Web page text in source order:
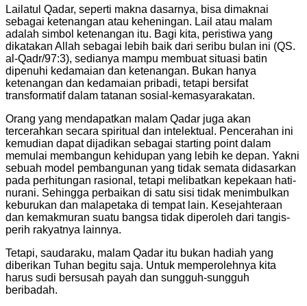
Lailatul Qadar, seperti makna dasarnya, bisa dimaknai
sebagai ketenangan atau keheningan. Lail atau malam
adalah simbol ketenangan itu. Bagi kita, peristiwa yang
dikatakan Allah sebagai lebih baik dari seribu bulan ini (QS.
al-Qadr/97:3), sedianya mampu membuat situasi batin
dipenuhi kedamaian dan ketenangan. Bukan hanya
ketenangan dan kedamaian pribadi, tetapi bersifat
transformatif dalam tatanan sosial-kemasyarakatan.
Orang yang mendapatkan malam Qadar juga akan
tercerahkan secara spiritual dan intelektual. Pencerahan ini
kemudian dapat dijadikan sebagai starting point dalam
memulai membangun kehidupan yang lebih ke depan. Yakni
sebuah model pembangunan yang tidak semata didasarkan
pada perhitungan rasional, tetapi melibatkan kepekaan hati-
nurani. Sehingga perbaikan di satu sisi tidak menimbulkan
keburukan dan malapetaka di tempat lain. Kesejahteraan
dan kemakmuran suatu bangsa tidak diperoleh dari tangis-
perih rakyatnya lainnya.
Tetapi, saudaraku, malam Qadar itu bukan hadiah yang
diberikan Tuhan begitu saja. Untuk memperolehnya kita
harus sudi bersusah payah dan sungguh-sungguh
beribadah.